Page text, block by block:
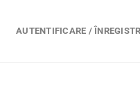
AUTENTIFICARE /